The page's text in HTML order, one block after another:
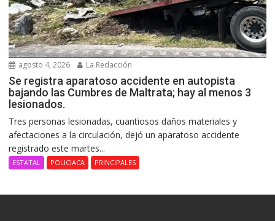
agosto 4, 2026 La Redacción
Se registra aparatoso accidente en autopista
bajando las Cumbres de Maltrata; hay al menos 3
lesionados.
Tres personas lesionadas, cuantiosos daños materiales y
afectaciones a la circulación, dejó un aparatoso accidente
registrado este martes...
ESTATAL POLICIACA PRINCIPALES